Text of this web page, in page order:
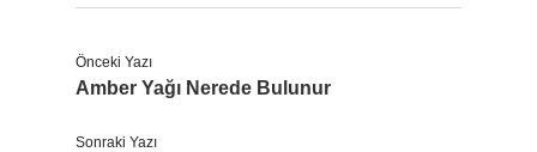
Önceki Yazı
Amber Yağı Nerede Bulunur
Sonraki Yazı